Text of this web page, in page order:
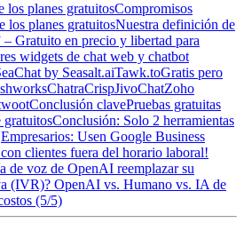
los planes gratuitosCompromisos
los planes gratuitosNuestra definición de
– Gratuito en precio y libertad para
widgets de chat web y chatbot
by Seasalt.aiTawk.toGratis pero
ChatraCrispJivoChatZoho
Conclusión clavePruebas gratuitas
gratuitosConclusión: Solo 2 herramientas
Usen Google Business
clientes fuera del horario laboral!
de voz de OpenAI reemplazar su
(IVR)? OpenAI vs. Humano vs. IA de
(5/5)